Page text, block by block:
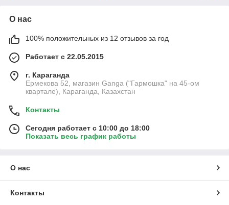
О нас
100% положительных из 12 отзывов за год
Работает с 22.05.2015
г. Караганда
Ермекова 52, магазин Ganga ("Гармошка" на 45-ом
квартале), Караганда, Казахстан
Контакты
Сегодня работает с 10:00 до 18:00
Показать весь график работы
О нас
Контакты